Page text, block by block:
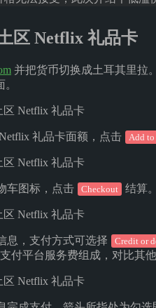
区 Netflix 礼品卡
并把货币切换成土耳其里拉
礼品卡面额，点击 Add to
车图标，点击 Checkout 结算。
息，支付方式可选择 Credit or
付平台服务费组成，对比其